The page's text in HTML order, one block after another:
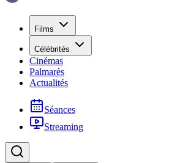
Films
Célébrités
Cinémas
Palmarès
Actualités
Séances
Streaming